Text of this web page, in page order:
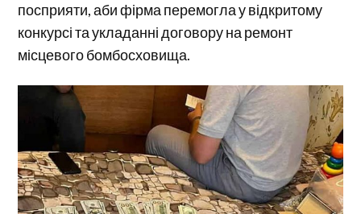
посприяти, аби фірма перемогла у відкритому
конкурсі та укладанні договору на ремонт
місцевого бомбосховища.